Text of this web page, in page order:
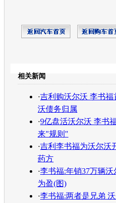
相关新闻
·吉利购沃尔沃 李书福
沃债务归属
·9亿盘活沃尔沃 李书
来"规则"
·吉利李书福为沃尔沃
药方
·李书福:年销37万辆
为盈(图)
·李书福:两者是兄弟